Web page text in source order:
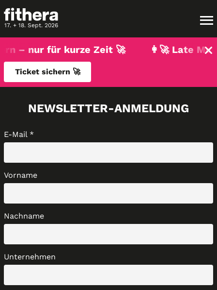
17. + 18. Sept. 2026
– nur für kurze Zeit 🚀 👩‍🚀 Late
Ticket sichern 🚀
NEWSLETTER-ANMELDUNG
E-Mail *
Vorname
Nachname
Unternehmen